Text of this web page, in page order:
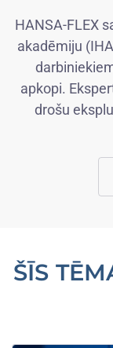
HANSA-FLEX
akadēmiju
apkopi.
drošu
ŠĪS